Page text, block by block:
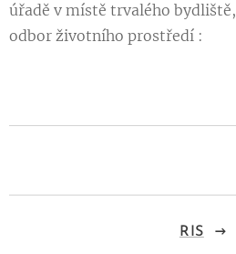
úřadě v místě trvalého bydliště,
odbor životního prostředí :
RIS